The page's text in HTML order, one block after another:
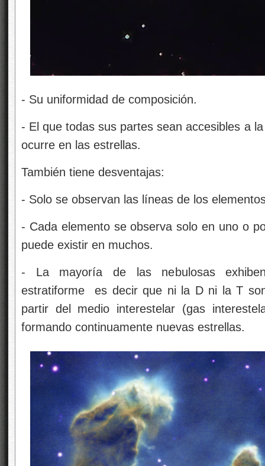
‑ Su uniformidad de composición.
‑ El que todas sus partes sean accesibles a
ocurre en las estrellas.
También tiene desventajas:
‑ Solo se observan las líneas de los
‑ Cada elemento se observa solo en uno o
puede existir en muchos.
‑ La mayoría de las nebulosas
estratiforme es decir que ni la D ni la T
partir del medio interestelar (gas
formando continuamente nuevas estrellas.